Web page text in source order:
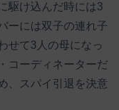
駆け込んだ時には3
ーには双子の連れ子
せて3人の母になっ
コーディネーターだ
、スパイ引退を決意